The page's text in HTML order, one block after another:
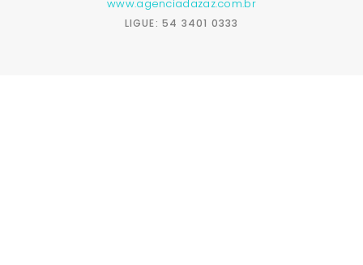
www.agenciadazaz.com.br
LIGUE: 54 3401 0333